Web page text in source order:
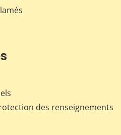
des renseignements